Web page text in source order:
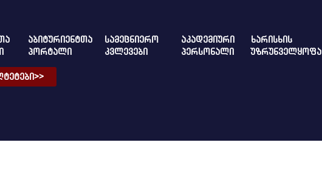
ᲐᲑᲘᲢᲣᲠᲘᲔᲜᲢᲗᲐ
ᲞᲝᲠᲢᲐᲚᲘ
ᲡᲐᲛᲔᲪᲜᲘᲔᲠᲝ
ᲙᲕᲚᲔᲕᲔᲑᲘ
ᲐᲙᲐᲓᲔᲛᲘᲣᲠᲘ
ᲞᲔᲠᲡᲝᲜᲐᲚᲘ
ᲮᲐᲠᲘᲡᲮᲘᲡ
ᲣᲖᲠᲣᲜᲕᲔᲚᲧᲝᲤᲐ